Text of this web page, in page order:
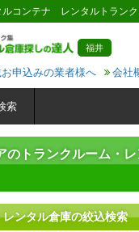
福井
申込みの業者様へ 会社
索
のトランクルーム・
ンタル倉庫の絞込検索